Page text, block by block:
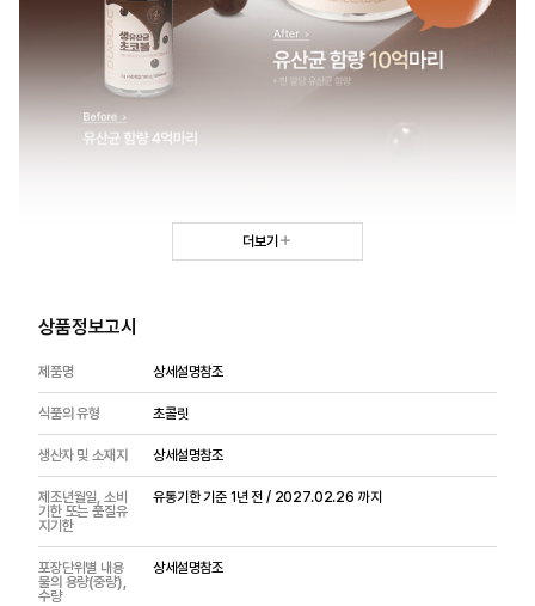
더보기
상품정보고시
제품명 상세설명참조
식품의 유형 초콜릿
생산자 및 소재지 상세설명참조
제조년월일, 소비
기한 또는 품질유
지기한
유통기한 기준 1년 전 / 2027.02.26 까지
포장단위별 내용
물의 용량(중량),
수량
상세설명참조